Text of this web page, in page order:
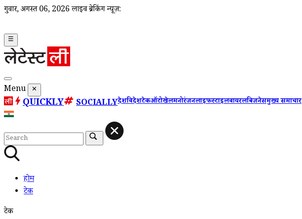
गुरूवार, अगस्त 06, 2026 लाइव ब्रेकिंग न्यूज़:
☰
Menu ✕
QUICKLY SOCIALLYदेशविदेशटेकऑटोखेलमनोरंजनलाइफस्टाइलवायरलबिजनेसमुख्य समाचार
होम
टेक
टेक